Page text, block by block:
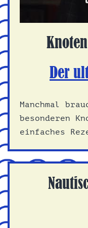
Der
Manchmal
besonderen
einfaches